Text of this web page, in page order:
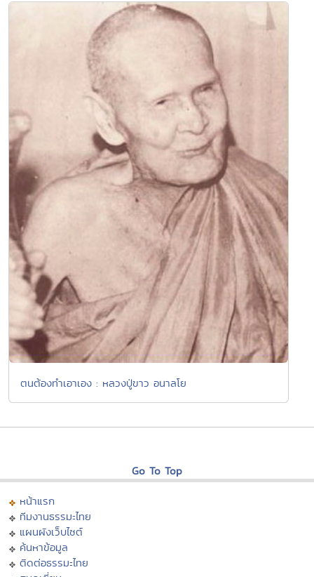
ตนต้องทำเอาเอง : หลวงปู่ขาว อนาลโย
Go To Top
หน้าแรก
ทีมงานธรรมะไทย
แผนผังเว็บไซต์
ค้นหาข้อมูล
ติดต่อธรรมะไทย